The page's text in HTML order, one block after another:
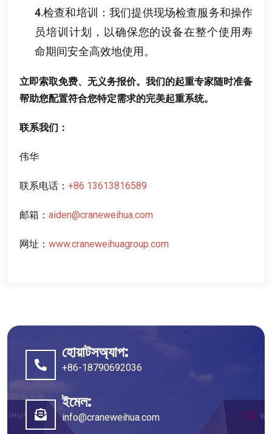
4.检查和培训 ：我们提供现场检查服务和操作
员培训计划
， 以确保您的设备在整个使用寿
命期间安全高效地使用 。
立即索取免费、 无义务报价。 我们的起重专家随时准备
帮助您配置符合您特定需求的完美起重系统。
联系我们 ：
伟华
联系电话 ： +86 13613816589
邮箱 ： aiden@craneweihua.com
网址 ： www.craneweihuagroup.com
হোয়াটসঅ্যাপ:
+86-18790692036
ইমেল:
info@craneweihua.com